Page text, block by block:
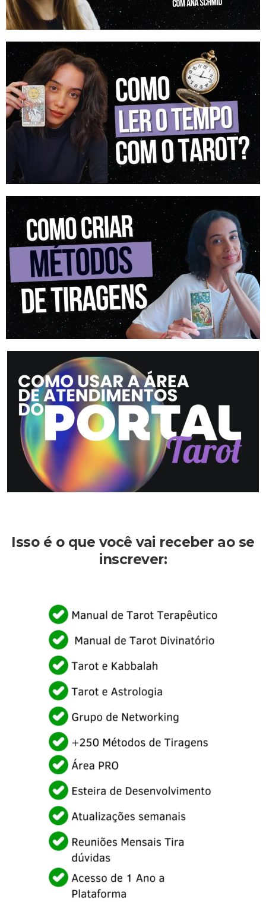
Isso é o que você vai receber ao se
inscrever: